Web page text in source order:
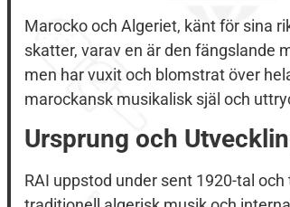
Marocko och Algeriet, känt för sina
skatter, varav en är den fängslande
men har vuxit och blomstrat över
marockansk musikalisk själ och
Ursprung och
RAI uppstod under sent 1920-tal